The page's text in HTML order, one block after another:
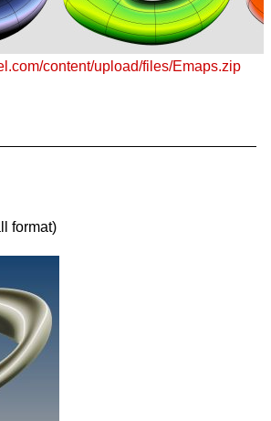
content/upload/files/Emaps.zip
format)